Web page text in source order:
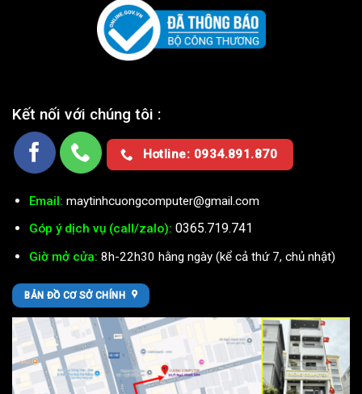
Kết nối với chúng tôi :
Hotline: 0934.891.870
Email: maytinhcuongcomputer@gmail.com
Góp ý dịch vụ (call/zalo): 0365.719.741
Giờ mở cửa: 8h-22h30 hằng ngày (kể cả thứ 7, chủ nhật)
BẢN ĐỒ CƠ SỞ CHÍNH